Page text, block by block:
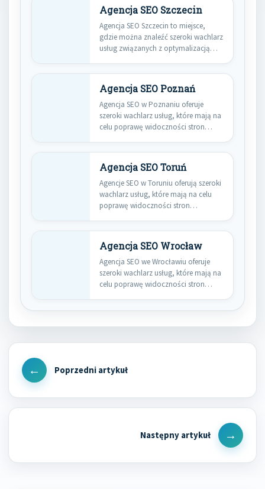
Agencja SEO Szczecin
Agencja SEO Szczecin to miejsce,
gdzie można znaleźć szeroki wachlarz
usług związanych z optymalizacją
Agencja SEO Poznań
Agencja SEO w Poznaniu oferuje
szeroki wachlarz usług, które mają na
celu poprawę widoczności stron…
Agencja SEO Toruń
Agencje SEO w Toruniu oferują szeroki
wachlarz usług, które mają na celu
poprawę widoczności stron…
Agencja SEO Wrocław
Agencja SEO we Wrocławiu oferuje
szeroki wachlarz usług, które mają na
celu poprawę widoczności stron…
Nawigacja
wpisu
Previous
Next
Post